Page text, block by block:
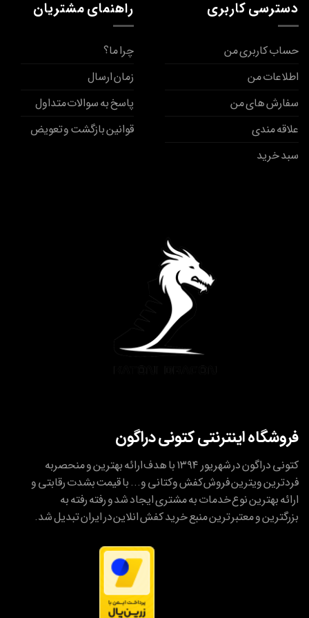
دسترسی کاربری
حساب کاربری من
اطلاعات من
سفارش های من
علاقه مندی
سبد خرید
راهنمای مشتریان
چرا ما؟
زمان ارسال
پاسخ به سوالات متداول
قوانین بازگشت و تعویض
فروشگاه اینترنتی کتونی دراگون
کتونی دراگون در شهریور ۱۳۹۴ با هدف ارائه بهترین و منحصربه
فردترین ویترین فروش کفش وکتانی و... با قیمت بشدت رقابتی و
ارائه بهترین نوع خدمات به مشتری ایجاد شد و رفته رفته به
بزرگترین و معتبر ترین منبع خرید کفش انلاین در ایران تبدیل شد.